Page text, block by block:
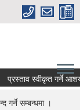
प्रस्ताव स्वीकृत गर्ने
गर्ने सम्बन्धमा ।